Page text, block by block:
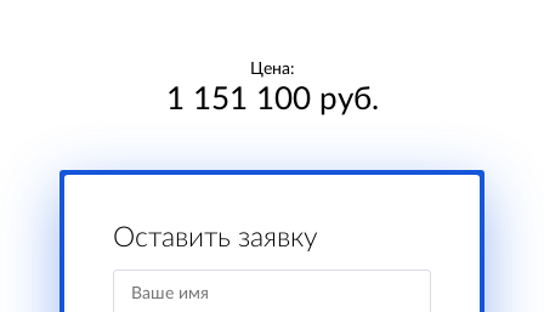
Цена:
1 151 100 руб.
Оставить заявку